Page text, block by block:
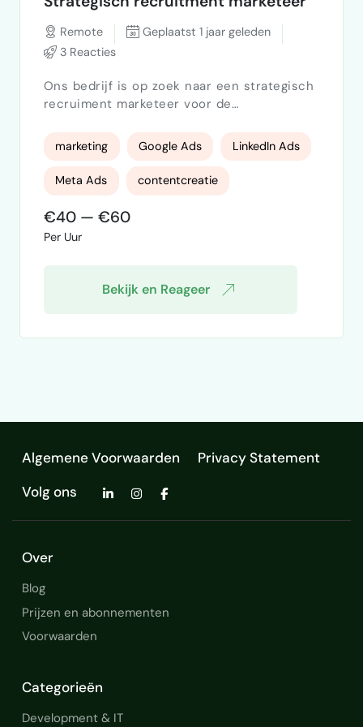
Remote
Geplaatst 1 jaar geleden
3 Reacties
Ons bedrijf is op zoek naar een strategisch
recruiment marketeer voor de
Voorkeur gaat uit naar iemand die
schaalbaar is naar behoefte van onze
eindklant. In eerste instantie gaat het om
marketing activiteiten om vervolgens mee
te denken over de strategie hoe we verder
kunnen groeien. Dit brengt onder andere
marketing Google Ads LinkedIn Ads
Meta Ads contentcreatie
Visualcreatie
€40 — €60
Per Uur
Bekijk en Reageer
Algemene Voorwaarden
Privacy Statement
Volg ons
Over
Blog
Prijzen en abonnementen
Voorwaarden
Categorieën
Development & IT